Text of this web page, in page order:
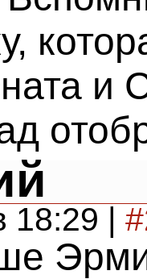
и
18:29 |